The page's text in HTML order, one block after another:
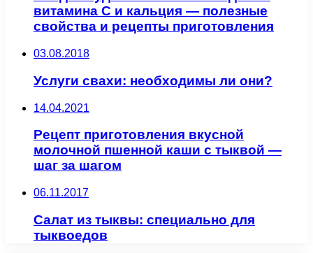
витамина C и кальция — полезные
свойства и рецепты приготовления
03.08.2018
Услуги свахи: необходимы ли они?
14.04.2021
Рецепт приготовления вкусной
молочной пшенной каши с тыквой —
шаг за шагом
06.11.2017
Салат из тыквы: cпециально для
тыквоедов